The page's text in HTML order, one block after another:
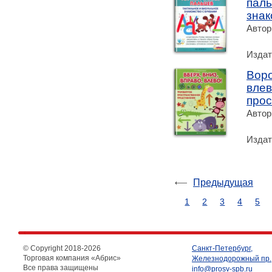
Предыдущая
1 2 3 4 5
© Copyright 2018-2026
Торговая компания «Абрис»
Все права защищены
Санкт-Петербург,
Железнодорожный
info@prosv-spb.ru